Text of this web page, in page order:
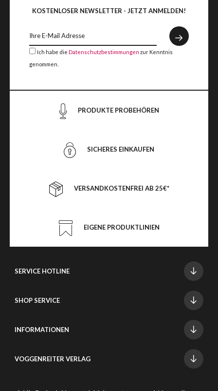
KOSTENLOSER NEWSLETTER - JETZT ANMELDEN!
Ich habe die Datenschutzbestimmungen zur Kenntnis
genommen.
PRODUKTE PROBEHÖREN
SICHERES EINKAUFEN
VERSANDKOSTENFREI AB 25€*
EIGENE PRODUKTLINIEN
SERVICE HOTLINE
SHOP SERVICE
INFORMATIONEN
VOGGENREITER VERLAG